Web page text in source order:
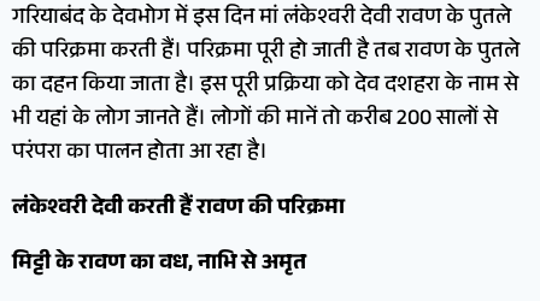
गरियाबंद के देवभोग में इस दिन मां लंकेश्वरी देवी रावण के पुतले
की परिक्रमा करती हैं। परिक्रमा पूरी हो जाती है तब रावण के पुतले
का दहन किया जाता है। इस पूरी प्रक्रिया को देव दशहरा के नाम से
भी यहां के लोग जानते हैं। लोगों की मानें तो करीब 200 सालों से
परंपरा का पालन होता आ रहा है।
लंकेश्वरी देवी करती हैं रावण की परिक्रमा
मिट्टी के रावण का वध, नाभि से अमृत